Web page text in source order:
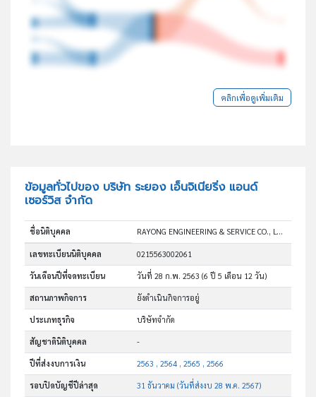
คลิกเพื่อดูเพิ่มเติม
ข้อมูลทั่วไปของ บริษัท ระยอง เอ็นจิเนียริ่ง แอนด์
เซอร์วิส จำกัด
ชื่อนิติบุคคล RAYONG ENGINEERING & SERVICE CO., LTD.
เลขทะเบียนนิติบุคคล 0215563002061
วันเดือนปีที่จดทะเบียน วันที่ 28 ก.พ. 2563(6 ปี 5 เดือน 12 วัน)
สถานภาพกิจการ ยังดำเนินกิจการอยู่
ประเภทธุรกิจ บริษัทจำกัด
สัญชาตินิติบุคคล -
ปีที่ส่งงบการเงิน 2563 , 2564 , 2565 , 2566
รอบปิดบัญชีปีล่าสุด 31 ธันวาคม (วันที่ส่งงบ 28 พ.ค. 2567)